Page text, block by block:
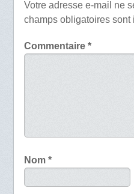
Votre adresse e-mail ne
champs obligatoires sont
Commentaire *
Nom *